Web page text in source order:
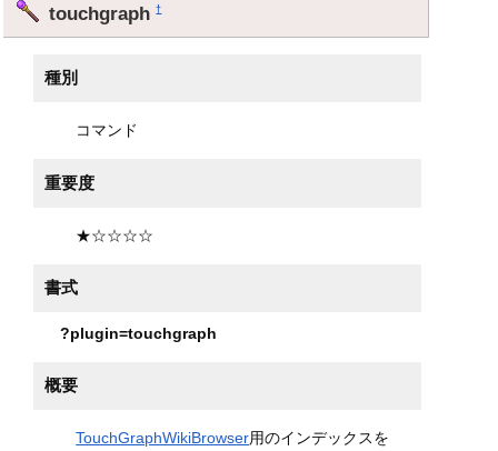
touchgraph†
種別
コマンド
重要度
★☆☆☆☆
書式
?plugin=touchgraph
概要
TouchGraphWikiBrowser用のインデックスを